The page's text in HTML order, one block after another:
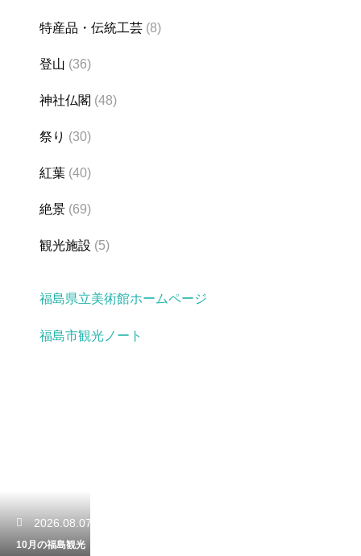
特産品・伝統工芸 (8)
登山 (36)
神社仏閣 (48)
祭り (30)
紅葉 (40)
絶景 (69)
観光施設 (5)
福島県立美術館ホームページ
福島市観光ノート
2026.08.07
10月の福島観光